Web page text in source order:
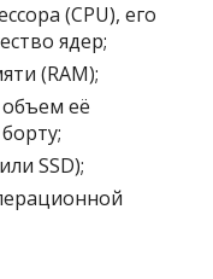
(CPU), его
ядер;
(RAM);
её
SSD);